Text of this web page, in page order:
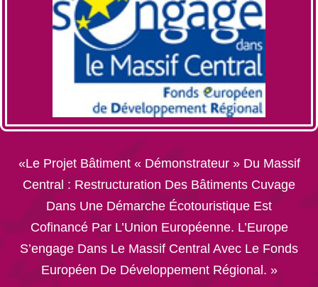
«Le Projet Bâtiment « Démonstrateur » Du Massif
Central : Restructuration Des Bâtiments Cuvage
Dans Une Démarche Écotouristique Est
Cofinancé Par L’Union Européenne. L’Europe
S’engage Dans Le Massif Central Avec Le Fonds
Européen De Développement Régional. »